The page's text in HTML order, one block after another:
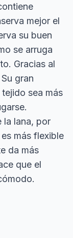
mejor el
su buen
se arruga
Gracias al
gran
sea más
la lana, por
más flexible
da más
que el